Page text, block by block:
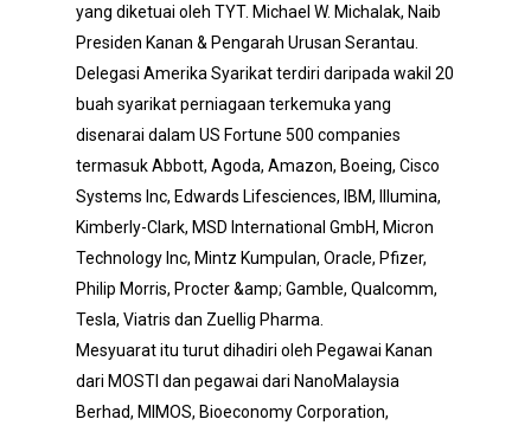
yang diketuai oleh TYT. Michael W. Michalak, Naib
Presiden Kanan & Pengarah Urusan Serantau.
Delegasi Amerika Syarikat terdiri daripada wakil 20
buah syarikat perniagaan terkemuka yang
disenarai dalam US Fortune 500 companies
termasuk Abbott, Agoda, Amazon, Boeing, Cisco
Systems Inc, Edwards Lifesciences, IBM, Illumina,
Kimberly-Clark, MSD International GmbH, Micron
Technology Inc, Mintz Kumpulan, Oracle, Pfizer,
Philip Morris, Procter &amp; Gamble, Qualcomm,
Tesla, Viatris dan Zuellig Pharma.
Mesyuarat itu turut dihadiri oleh Pegawai Kanan
dari MOSTI dan pegawai dari NanoMalaysia
Berhad, MIMOS, Bioeconomy Corporation,